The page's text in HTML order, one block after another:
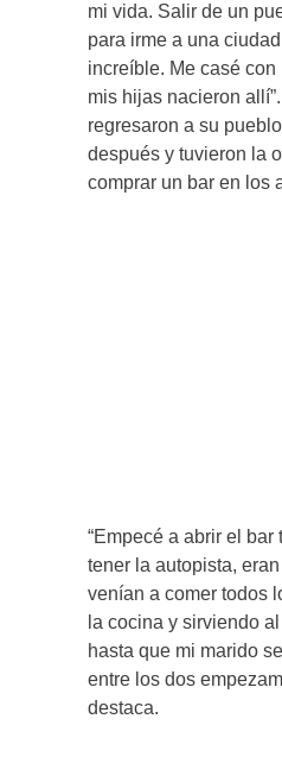
mi vida. Salir de un
para irme a una
increíble. Me casé
mis hijas nacieron
regresaron a su
después y tuvieron la
comprar un bar en los
“Empecé a abrir el bar
tener la autopista,
venían a comer todos
la cocina y sirviendo
hasta que mi marido
entre los dos
destaca.